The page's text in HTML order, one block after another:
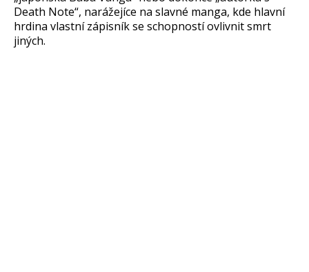
Death Note“, narážejíce na slavné manga, kde hlavní
hrdina vlastní zápisník se schopností ovlivnit smrt
jiných.